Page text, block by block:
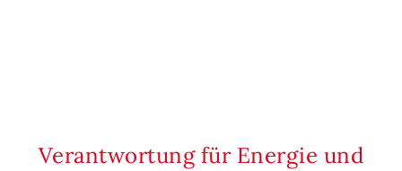
Verantwortung für Energie und